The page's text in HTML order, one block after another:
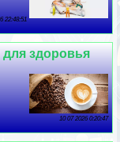
22:48:51
здоровья
10 07 2026 0:20:47